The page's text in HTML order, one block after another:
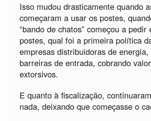
Isso mudou drasticamente quando
começaram a usar os postes,
“bando de chatos” começou a pedir
postes, qual foi a primeira política
empresas distribuidoras de
barreiras de entrada, cobrando
extorsivos.
E quanto à fiscalização,
nada, deixando que começasse o